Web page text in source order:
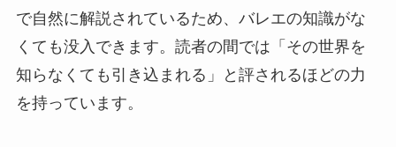
で自然に解説されているため、バレエの知識がな
くても没入できます。読者の間では「その世界を
知らなくても引き込まれる」と評されるほどの力
を持っています。